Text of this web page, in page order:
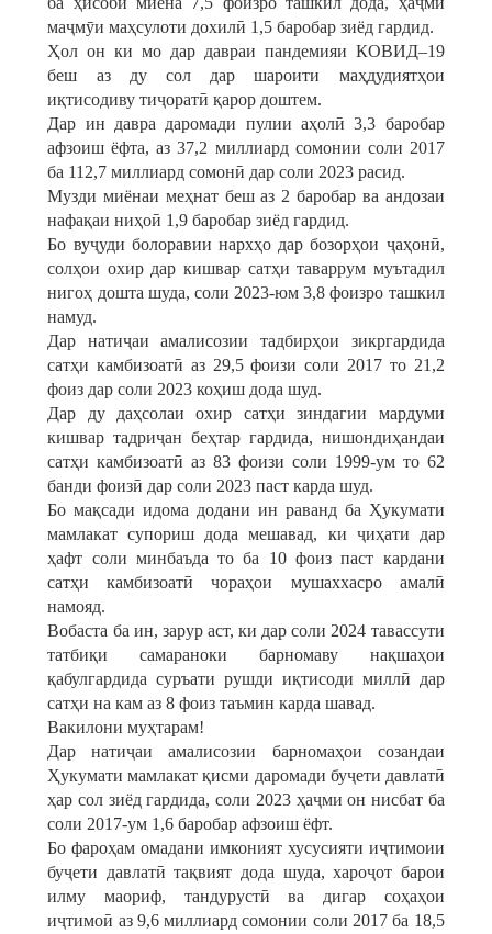
маҷмӯи маҳсулоти дохилӣ 1,5 баробар зиёд гардид.
Ҳол он ки мо дар давраи пандемияи КОВИД–19
беш аз ду сол дар шароити маҳдудиятҳои
иқтисодиву тиҷоратӣ қарор доштем.
Дар ин давра даромади пулии аҳолӣ 3,3 баробар
афзоиш ёфта, аз 37,2 миллиард сомонии соли 2017
ба 112,7 миллиард сомонӣ дар соли 2023 расид.
Музди миёнаи меҳнат беш аз 2 баробар ва андозаи
нафақаи ниҳоӣ 1,9 баробар зиёд гардид.
Бо вуҷуди болоравии нархҳо дар бозорҳои ҷаҳонӣ,
солҳои охир дар кишвар сатҳи таваррум муътадил
нигоҳ дошта шуда, соли 2023-юм 3,8 фоизро ташкил
намуд.
Дар натиҷаи амалисозии тадбирҳои зикргардида
сатҳи камбизоатӣ аз 29,5 фоизи соли 2017 то 21,2
фоиз дар соли 2023 коҳиш дода шуд.
Дар ду даҳсолаи охир сатҳи зиндагии мардуми
кишвар тадриҷан беҳтар гардида, нишондиҳандаи
сатҳи камбизоатӣ аз 83 фоизи соли 1999-ум то 62
банди фоизӣ дар соли 2023 паст карда шуд.
Бо мақсади идома додани ин раванд ба Ҳукумати
мамлакат супориш дода мешавад, ки ҷиҳати дар
ҳафт соли минбаъда то ба 10 фоиз паст кардани
сатҳи камбизоатӣ чораҳои мушаххасро амалӣ
намояд.
Вобаста ба ин, зарур аст, ки дар соли 2024 тавассути
татбиқи самараноки барномаву нақшаҳои
қабулгардида суръати рушди иқтисоди миллӣ дар
сатҳи на кам аз 8 фоиз таъмин карда шавад.
Вакилони муҳтарам!
Дар натиҷаи амалисозии барномаҳои созандаи
Ҳукумати мамлакат қисми даромади буҷети давлатӣ
ҳар сол зиёд гардида, соли 2023 ҳаҷми он нисбат ба
соли 2017-ум 1,6 баробар афзоиш ёфт.
Бо фароҳам омадани имконият хусусияти иҷтимоии
буҷети давлатӣ тақвият дода шуда, хароҷот барои
илму маориф, тандурустӣ ва дигар соҳаҳои
иҷтимоӣ аз 9,6 миллиард сомонии соли 2017 ба 18,5